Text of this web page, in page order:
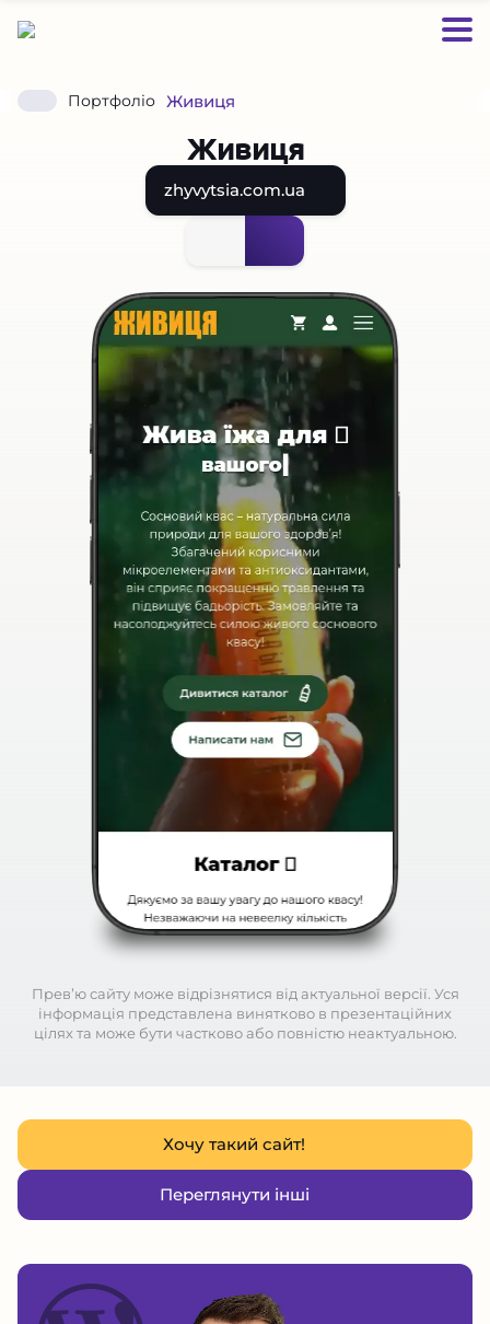
Портфоліо Живиця
Живиця
zhyvytsia.com.ua
Превʼю сайту може відрізнятися від актуальної версії. Уся
інформація представлена винятково в презентаційних
цілях та може бути частково або повністю неактуальною.
Хочу такий сайт!
Переглянути інші